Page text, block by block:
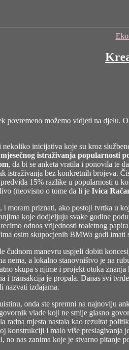
povremeno možemo vidjeti na djelu.
inicijativa koje su kroz
istraživanja popularnosti
, da bi se anketa vratila i ponovila te
istraživanja bez konkretnih brojeva.
15% razlike u popularnosti u
(neovisno o tome da li je Ivica
, i moram priznati, ako postoji tvrtka u
koje dodjeljuju svake godine
odnos vrijednosti toaletnog
osim skupocjenih BMWa godi
čudnom manevru uspjeli dobiti
nema, a lokalno stanovništvo je na
skupa s njime i projekt otoka
i transakcija je propala. Danas svi
nazvati izdajama.
onda ste spremni na najnoviju
vlade koji ne smije glasno
radna mjesta nastala kao rezultat
konstrukciji i malo više
no nas zanima koje je stvarno